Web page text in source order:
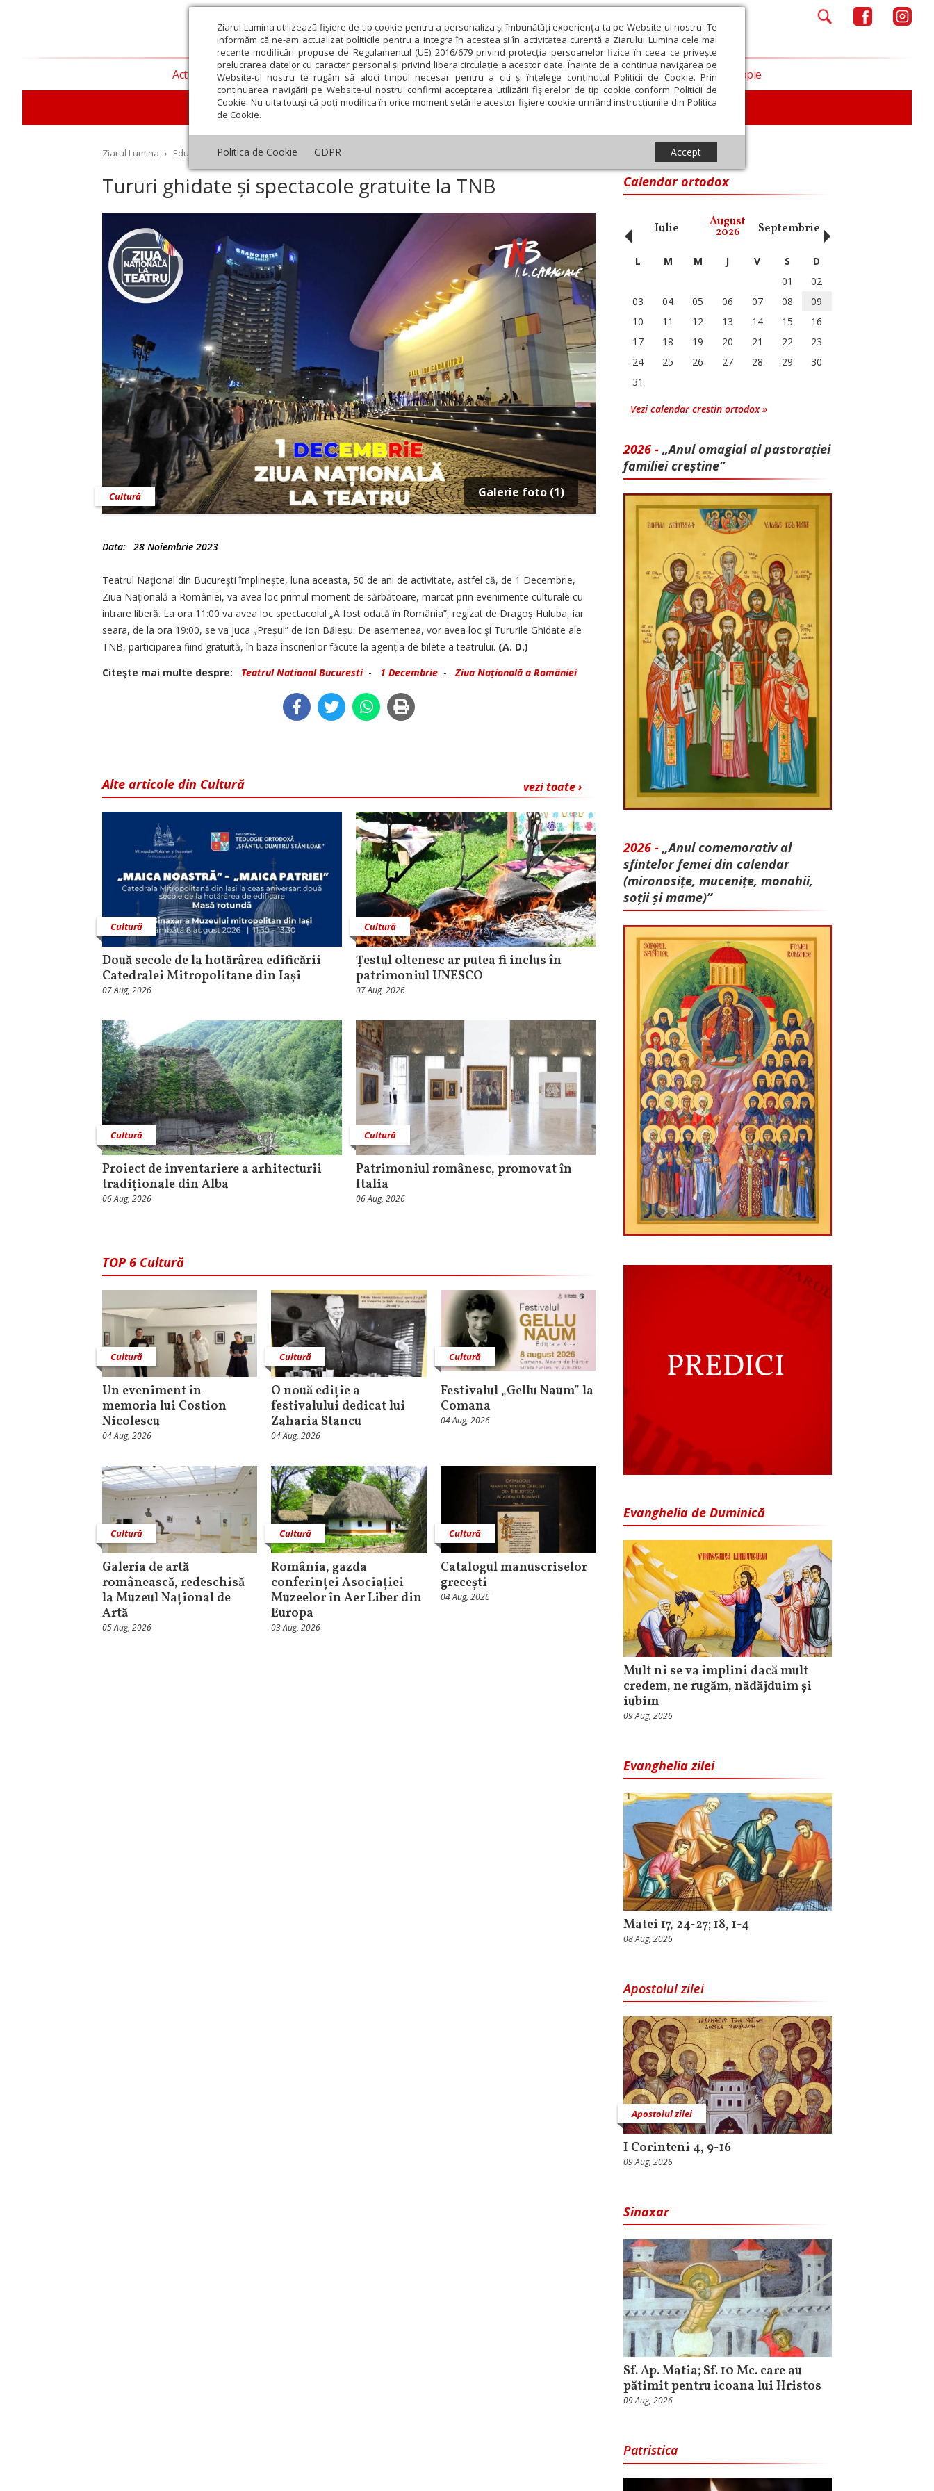
Ziarul Lumina utilizează fişiere de tip cookie pentru a personaliza și îmbunătăți experiența ta pe Website-ul nostru. Te
informăm că ne-am actualizat politicile pentru a integra în acestea și în activitatea curentă a Ziarului Lumina cele mai
recente modificări propuse de Regulamentul (UE) 2016/679 privind protecția persoanelor fizice în ceea ce privește
prelucrarea datelor cu caracter personal și privind libera circulație a acestor date. Înainte de a continua navigarea pe
Website-ul nostru te rugăm să aloci timpul necesar pentru a citi și înțelege conținutul Politicii de Cookie. Prin
continuarea navigării pe Website-ul nostru confirmi acceptarea utilizării fişierelor de tip cookie conform Politicii de
Cookie. Nu uita totuși că poți modifica în orice moment setările acestor fişiere cookie urmând instrucțiunile din Politica
de Cookie.
Politica de Cookie GDPR Accept
Actualitate religioasă Teologie și spiritualitate Educaţie și Cultură
Educaţie Lumina literară şi artistică Cultură Interviu
Societate Opinii Filantropie
Ziarul Lumina › Educaţie și Cultură › Cultură Tururi ghidate și spectacole gratuite la TNB
Tururi ghidate și spectacole gratuite la TNB
Galerie foto (1)
Cultură
Data: 28 Noiembrie 2023
Teatrul Naţional din Bucureşti împlinește, luna aceasta, 50 de ani de activitate, astfel că, de 1 Decembrie,
Ziua Națională a României, va avea loc primul moment de sărbătoare, marcat prin evenimente culturale cu
intrare liberă. La ora 11:00 va avea loc spectacolul „A fost odată în România”, regizat de Dragoș Huluba, iar
seara, de la ora 19:00, se va juca „Preșul” de Ion Băieșu. De asemenea, vor avea loc şi Tururile Ghidate ale
TNB, participarea fiind gratuită, în baza înscrierilor făcute la agenția de bilete a teatrului. (A. D.)
Citeşte mai multe despre:
Teatrul National Bucuresti- 1 Decembrie - Ziua Națională a României
vezi toate ›
Alte articole din Cultură
Cultură
Două secole de la hotărârea edificării
Catedralei Mitropolitane din Iași
07 Aug, 2026
Cultură
Țestul oltenesc ar putea fi inclus în
patrimoniul UNESCO
07 Aug, 2026
Cultură
Proiect de inventariere a arhitecturii
tradiționale din Alba
06 Aug, 2026
Cultură
Patrimoniul românesc, promovat în
Italia
06 Aug, 2026
TOP 6 Cultură
Cultură
Un eveniment în
memoria lui Costion
Nicolescu
04 Aug, 2026
Cultură
O nouă ediție a
festivalului dedicat lui
Zaharia Stancu
04 Aug, 2026
Cultură
Festivalul „Gellu Naum” la
Comana
04 Aug, 2026
Cultură
Galeria de artă
românească, redeschisă
la Muzeul Național de
Artă
05 Aug, 2026
Cultură
România, gazda
conferinței Asociației
Muzeelor în Aer Liber din
Europa
03 Aug, 2026
Cultură
Catalogul manuscriselor
grecești
04 Aug, 2026
Calendar ortodox
Octombrie Noiembrie Martie Mai Iulie August
2026 Septembrie Octombrie
‹ L M M J V S
D
01
02
03
04 05 06 07 08
09
10
11 12 13 14 15
16
17
18 19 20 21 22
23
24
25 26 27 28 29
30
31
Vezi calendar crestin ortodox »
2026 - „Anul omagial al pastorației
familiei creștine”
2026 - „Anul comemorativ al
sfintelor femei din calendar
(mironosițe, mu­cenițe, monahii,
soții și mame)”
Evanghelia de Duminică
Mult ni se va împlini dacă mult
credem, ne rugăm, nădăjduim și
iubim
09 Aug, 2026
Evanghelia zilei
Matei 17, 24-27; 18, 1-4
08 Aug, 2026
Apostolul zilei
Apostolul zilei
I Corinteni 4, 9-16
09 Aug, 2026
Sinaxar
Sf. Ap. Matia; Sf. 10 Mc. care au
pătimit pentru icoana lui Hristos
09 Aug, 2026
Patristica